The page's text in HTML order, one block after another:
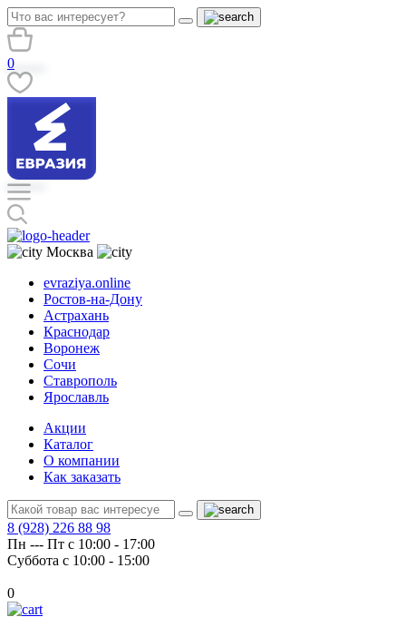
0
Москва
evraziya.online
Ростов-на-Дону
Астрахань
Краснодар
Воронеж
Сочи
Ставрополь
Ярославль
Акции
Каталог
О компании
Как заказать
8 (928) 226 88 98
Пн --- Пт с 10:00 - 17:00
Суббота с 10:00 - 15:00
0